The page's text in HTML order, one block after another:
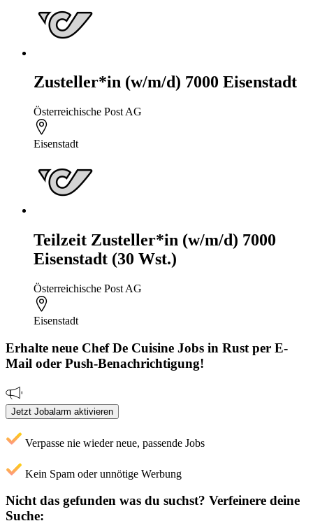
Zusteller*in (w/m/d) 7000 Eisenstadt
Österreichische Post AG
Eisenstadt
Teilzeit Zusteller*in (w/m/d) 7000
Eisenstadt (30 Wst.)
Österreichische Post AG
Eisenstadt
Erhalte neue Chef De Cuisine Jobs in Rust per E-
Mail oder Push-Benachrichtigung!
Jetzt Jobalarm aktivieren
Verpasse nie wieder neue, passende Jobs
Kein Spam oder unnötige Werbung
Nicht das gefunden was du suchst? Verfeinere deine
Suche: